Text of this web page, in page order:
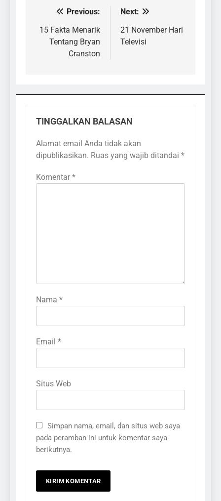
Navigasi
pos
Previous:
15 Fakta Menarik
Tentang Bryan
Cranston
Next:
21 November Hari
Televisi
TINGGALKAN BALASAN
Alamat email Anda tidak akan
dipublikasikan. Ruas yang wajib ditandai *
Komentar *
Nama *
Email *
Situs Web
Simpan nama, email, dan situs web saya
pada peramban ini untuk komentar saya
berikutnya.